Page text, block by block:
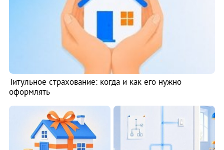
Титульное страхование: когда и как его нужно
оформлять